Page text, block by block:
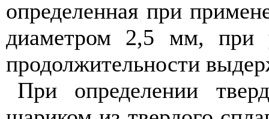
определенная при
диаметром 2,5 мм,
продолжительности
При определении